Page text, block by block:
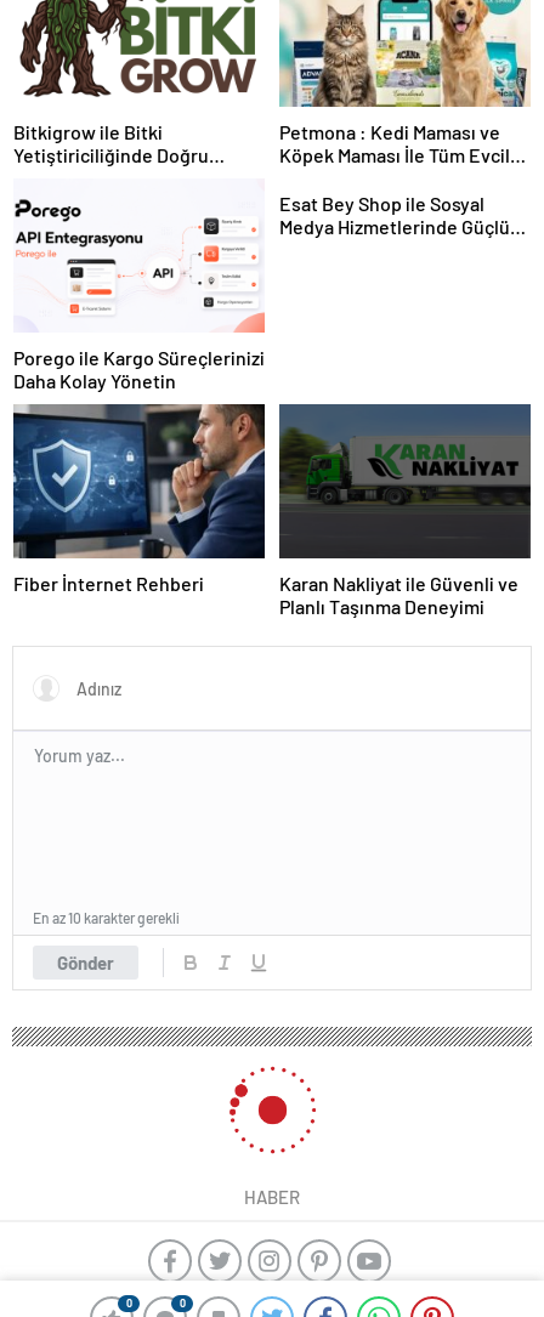
0 0
Bitkigrow ile Bitki
Yetiştiriciliğinde Doğru
Petmona : Kedi Maması ve
Köpek Maması İle Tüm Evcil
Porego ile Kargo Süreçlerinizi
Daha Kolay Yönetin
Esat Bey Shop ile Sosyal
Medya Hizmetlerinde Güçlü
Fiber İnternet Rehberi
Karan Nakliyat ile Güvenli ve
Planlı Taşınma Deneyimi
Gönder
En az 10 karakter gerekli
HABER